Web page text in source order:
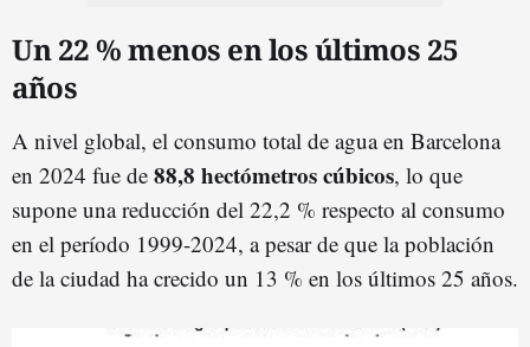
Un 22 % menos en los últimos 25
años
A nivel global, el consumo total de agua en Barcelona
en 2024 fue de 88,8 hectómetros cúbicos, lo que
supone una reducción del 22,2 % respecto al consumo
en el período 1999-2024, a pesar de que la población
de la ciudad ha crecido un 13 % en los últimos 25 años.